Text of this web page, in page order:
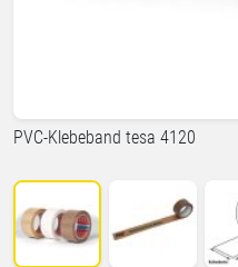
PVC-Klebeband tesa 4120